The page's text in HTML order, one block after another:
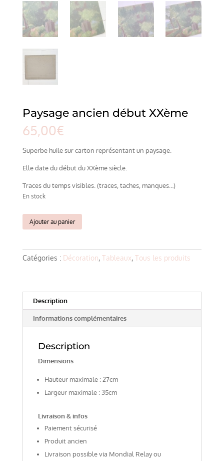
Paysage ancien début XXème
65,00€
Superbe huile sur carton représentant un paysage.
Elle date du début du XXème siècle.
Traces du temps visibles. (traces, taches, manques…)
En stock
quantité
de
ancien
début
Ajouter au panier
Catégories : Décoration, Tableaux, Tous les produits
Description
Informations complémentaires
Description
Dimensions
Hauteur maximale : 27cm
Largeur maximale : 35cm
Livraison & infos
Paiement sécurisé
Produit ancien
Livraison possible via Mondial Relay ou